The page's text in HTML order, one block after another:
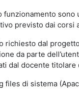
previsto dai corsi
richiesto dal
da parte
dal docente titolare
di sistema